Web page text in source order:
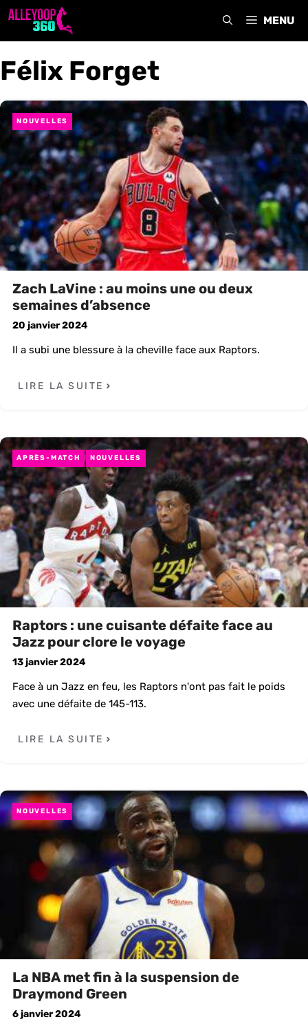
Aller
MENU
Félix Forget
NOUVELLES
Zach LaVine : au moins une ou deux
semaines d’absence
20 janvier 2024
Il a subi une blessure à la cheville face aux Raptors.
LIRE LA SUITE
APRÈS-MATCH NOUVELLES
Raptors : une cuisante défaite face au
Jazz pour clore le voyage
13 janvier 2024
Face à un Jazz en feu, les Raptors n'ont pas fait le poids
avec une défaite de 145-113.
LIRE LA SUITE
NOUVELLES
La NBA met fin à la suspension de
Draymond Green
6 janvier 2024